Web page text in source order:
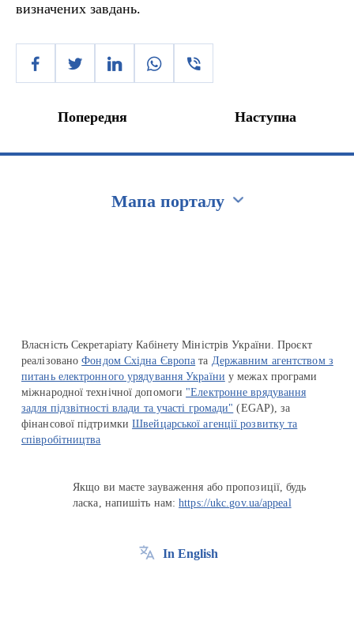
визначених завдань.
Попередня Наступна
Мапа порталу
Власність Секретаріату Кабінету Міністрів України. Проєкт
реалізованоФондом Східна Європа та Державним агентством з
питань електронного урядування України у межах програми
міжнародної технічної допомоги "Електронне врядування
задля підзвітності влади та участі громади" (EGAP), за
фінансової підтримкиШвейцарської агенції розвитку та
співробітництва
Якщо ви маєте зауваження або пропозиції, будь
ласка, напишіть нам:https://ukc.gov.ua/appeal
In English